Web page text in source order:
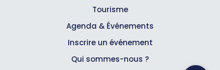
Tourisme
Agenda & Événements
Inscrire un événement
Qui sommes-nous ?